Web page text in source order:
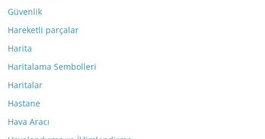
Güvenlik
Hareketli parçalar
Harita
Haritalama Sembolleri
Haritalar
Hastane
Hava Aracı